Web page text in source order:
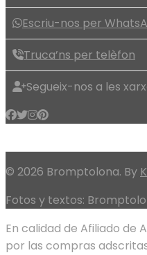
Escriu-nos per
Truca’ns per telèfon
Segueix-nos a les
© 2026 Bromptolona. By
Fotos y textos:
En calidad de Afiliado de
por las compras